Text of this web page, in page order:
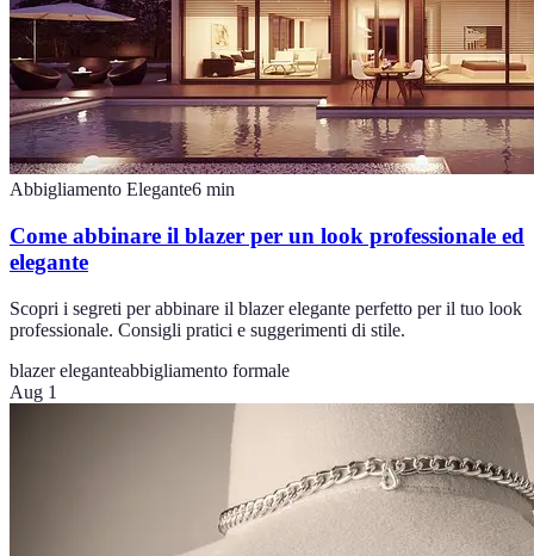
Abbigliamento Elegante6 min
Come abbinare il blazer per un look professionale ed
elegante
Scopri i segreti per abbinare il blazer elegante perfetto per il tuo look
professionale. Consigli pratici e suggerimenti di stile.
blazer eleganteabbigliamento formale
Aug 1